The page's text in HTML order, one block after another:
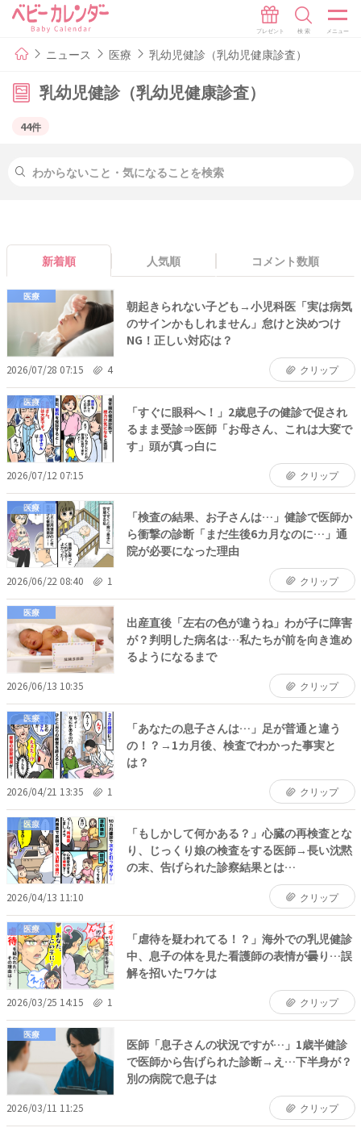
ニュース 医療 乳幼児健診（乳幼児健康診査）
乳幼児健診（乳幼児健康診査）
44件
新着順 人気順 コメント数順
医療
朝起きられない子ども→小児科医「実は病気
のサインかもしれません」怠けと決めつけ
NG！正しい対応は？
2026/07/28 07:15 4 クリップ
医療
「すぐに眼科へ！」2歳息子の健診で促され
るまま受診⇒医師「お母さん、これは大変で
す」頭が真っ白に
2026/07/12 07:15 クリップ
医療
「検査の結果、お子さんは…」健診で医師か
ら衝撃の診断「まだ生後6カ月なのに…」通
院が必要になった理由
2026/06/22 08:40 1 クリップ
医療
出産直後「左右の色が違うね」わが子に障害
が？判明した病名は…私たちが前を向き進め
るようになるまで
2026/06/13 10:35 クリップ
医療
「あなたの息子さんは…」足が普通と違う
の！？→1カ月後、検査でわかった事実と
は？
2026/04/21 13:35 1 クリップ
医療
「もしかして何かある？」心臓の再検査とな
り、じっくり娘の検査をする医師→長い沈黙
の末、告げられた診察結果とは…
2026/04/13 11:10 クリップ
医療
「虐待を疑われてる！？」海外での乳児健診
中、息子の体を見た看護師の表情が曇り…誤
解を招いたワケは
2026/03/25 14:15 1 クリップ
医療
医師「息子さんの状況ですが…」1歳半健診
で医師から告げられた診断→え…下半身が？
別の病院で息子は
2026/03/11 11:25 クリップ